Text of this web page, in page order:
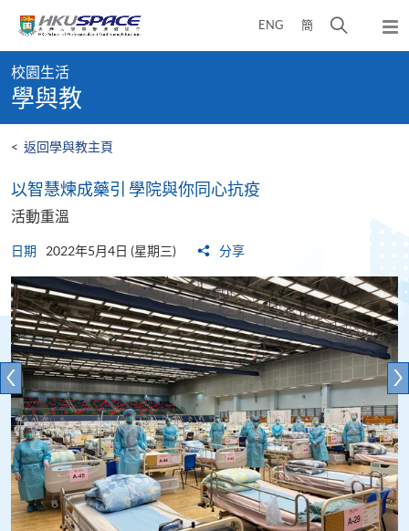
content
ENG 簡
開
彈
出
content
start
校園生活
學與教
< 返回學與教主頁
以智慧煉成藥引 學院與你同心抗疫
活動重溫
日期 2022年5月4日 (星期三) 分享